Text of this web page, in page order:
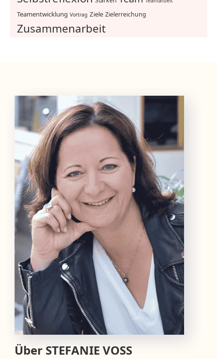
Teamentwicklung Vortrag Ziele Zielerreichung
Zusammenarbeit
Über STEFANIE VOSS